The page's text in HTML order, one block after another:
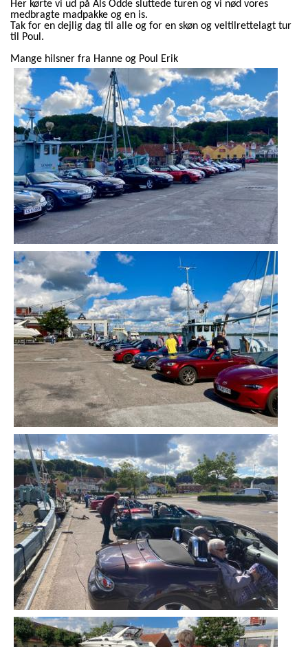
Her kørte vi ud på Als Odde sluttede turen og vi nød vores
medbragte madpakke og en is.
Tak for en dejlig dag til alle og for en skøn og veltilrettelagt tur
til Poul.
Mange hilsner fra Hanne og Poul Erik